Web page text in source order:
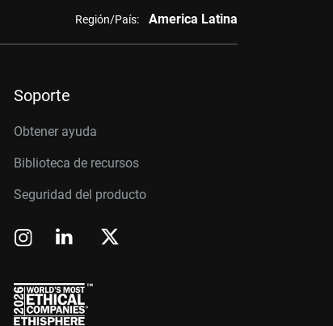
Región/País: America Latina
Soporte
Obtener ayuda
Biblioteca de recursos
Seguridad del producto